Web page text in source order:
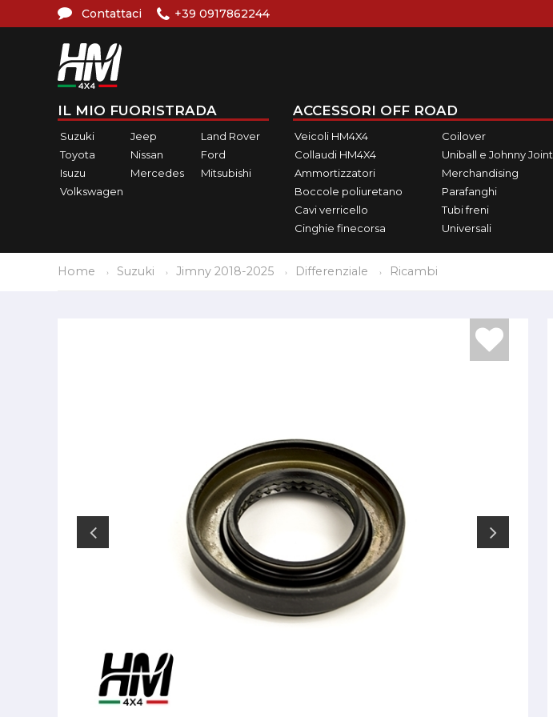
Contattaci +39 0917862244
IL MIO FUORISTRADA
Suzuki Jeep
Land Rover
Toyota
Nissan
Ford
Isuzu
Mercedes
Mitsubishi
Volkswagen
ACCESSORI OFF ROAD
Veicoli HM4X4
Collaudi HM4X4
Ammortizzatori
Boccole poliuretano
Cavi verricello
Cinghie finecorsa
Coilover
Uniball e Johnny Joint
Merchandising
Parafanghi
Tubi freni
Universali
Home Suzuki Jimny 2018-2025 Differenziale Ricambi